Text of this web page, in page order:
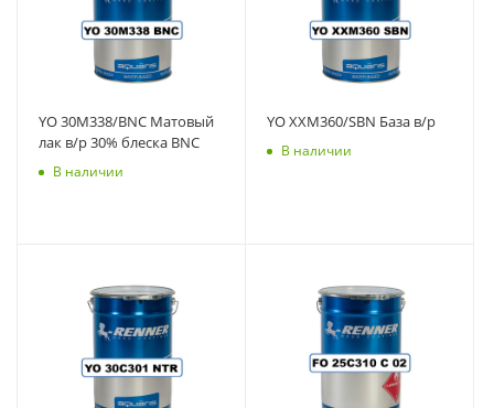
YO 30M338/BNC Матовый
лак в/р 30% блеска BNC
В наличии
YO XXM360/SBN База в/р
В наличии